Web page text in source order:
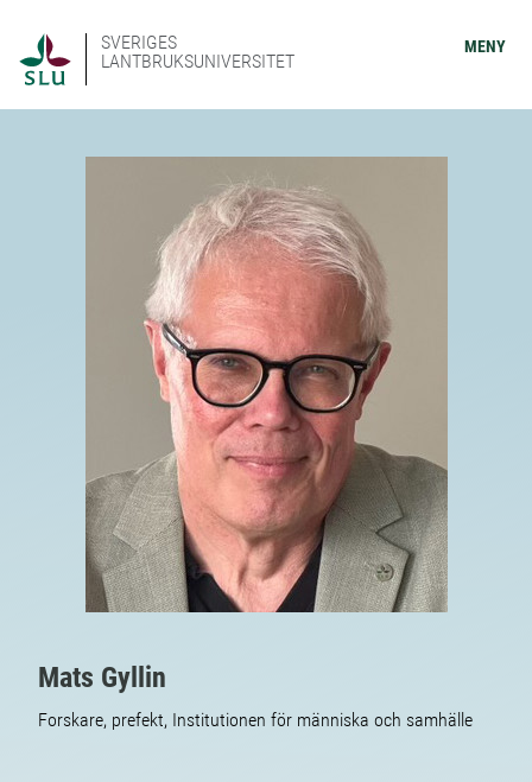
SVERIGES
LANTBRUKSUNIVERSITET
MENY
Mats Gyllin
Forskare, prefekt, Institutionen för människa och samhälle